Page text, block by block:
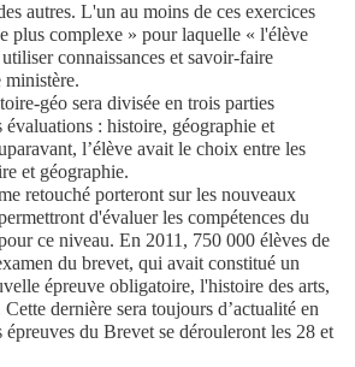
autres. L'un au moins de ces exercices
plus complexe » pour laquelle « l'élève
connaissances et savoir-faire
ministère.
géo sera divisée en trois parties
évaluations : histoire, géographie et
l’élève avait le choix entre les
et géographie.
retouché porteront sur les nouveaux
d'évaluer les compétences du
ce niveau. En 2011, 750 000 élèves de
du brevet, qui avait constitué un
épreuve obligatoire, l'histoire des arts,
dernière sera toujours d’actualité en
épreuves du Brevet se dérouleront les 28 et